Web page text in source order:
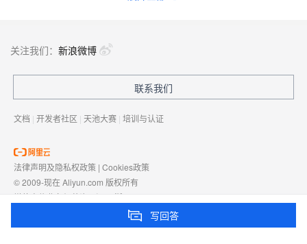
Hologres holo报日期转换超限 怎么处理?
数仓里面出现Creating a new SqlSession SqlSession [org.ap
写回答
关注我们： 新浪微博
联系我们
文档 | 开发者社区 | 天池大赛 | 培训与认证
法律声明及隐私权政策 | Cookies政策
© 2009-现在 Aliyun.com 版权所有
增值电信业务经营许可证： 浙B2-20080101
浙D3-20210002
浙公网安备 33010602009975号浙B2-20080101-4